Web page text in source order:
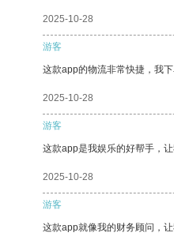
2025-10-28
游客
这款app的物流非常快捷，我下
2025-10-28
游客
这款app是我娱乐的好帮手，
2025-10-28
游客
这款app就像我的财务顾问，让